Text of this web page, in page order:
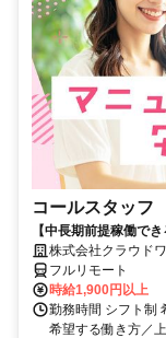
コールスタッ
【中長期前提稼働で
働80時間で安定収入！
株式会社クラウド
フルリモート
時給1,900円以上
勤務時間 シフト制
希望する働き方／